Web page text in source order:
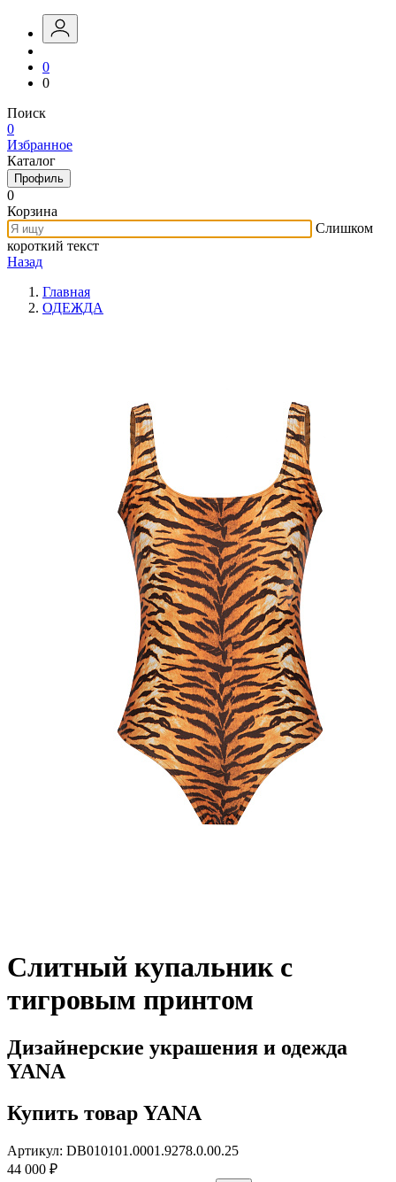
0
0
Поиск
0
Избранное
Каталог
Профиль
0
Корзина
Слишком
короткий текст
Назад
Главная
ОДЕЖДА
Слитный купальник с
тигровым принтом
Дизайнерские украшения и одежда
YANA
Купить товар YANA
Артикул: DB010101.0001.9278.0.00.25
44 000 ₽